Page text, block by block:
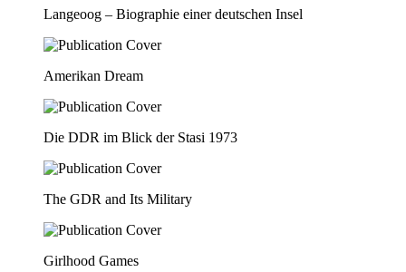
Langeoog – Biographie einer deutschen Insel
Amerikan Dream
Die DDR im Blick der Stasi 1973
The GDR and Its Military
Girlhood Games